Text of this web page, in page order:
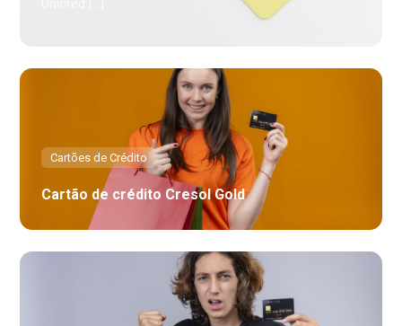
Cartões de Crédito
Cartão de crédito Cresol Gold